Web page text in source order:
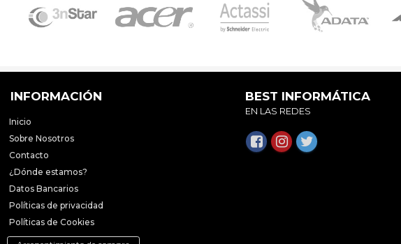
INFORMACIÓN
Inicio
Sobre Nosotros
Contacto
¿Dónde estamos?
Datos Bancarios
Políticas de privacidad
Políticas de Cookies
BEST INFORMÁTICA
EN LAS REDES